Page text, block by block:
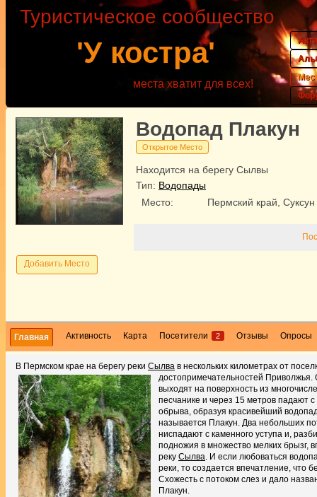
'У костра'
Туристическое сообщество
места хватит для всех!
Водопад Плакун
Открытое Место
Находится на берегу Сылвы
Тип: Водопады
Место:
Пермский край, Суксун
Добавить Место
Главная Активность Карта Посетители 2 Отзывы Опросы
В Пермском крае на берегу реки Сылва в нескольких километрах от
достопримечательностей Приволжья.
выходят на поверхность из
песчанике и через 15 метров падают с
обрыва, образуя красивейший
называется Плакун. Два небольших
ниспадают с каменного уступа и,
подножия в множество мелких брызг,
реку Сылва. И если любоваться
реки, то создается впечатление, что
Схожесть с потоком слез и дало
Плакун.